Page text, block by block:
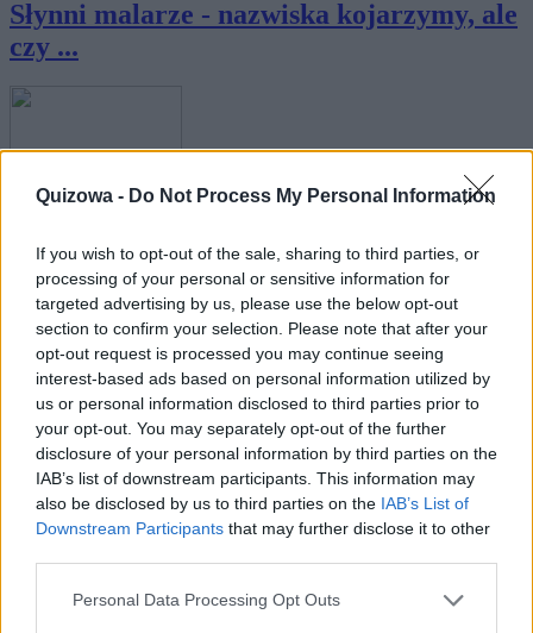
Quizowa - Do Not Process My Personal Information
If you wish to opt-out of the sale, sharing to third parties, or
processing of your personal or sensitive information for
targeted advertising by us, please use the below opt-out
section to confirm your selection. Please note that after your
opt-out request is processed you may continue seeing
interest-based ads based on personal information utilized by
us or personal information disclosed to third parties prior to
your opt-out. You may separately opt-out of the further
disclosure of your personal information by third parties on the
IAB’s list of downstream participants. This information may
also be disclosed by us to third parties on the IAB’s List of
Downstream Participants that may further disclose it to other
Personal Data Processing Opt Outs
Słynni malarze - nazwiska kojarzymy, ale
czy ...
Wybitni sportowcy - nazwiska kojarzymy,
ale c...
Polityka·Ludzie
Znani politycy - nazwiska kojarzymy, ale
czy...